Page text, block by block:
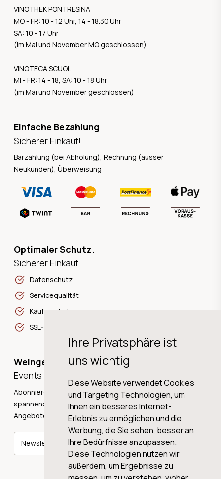
Ihre Privatsphäre ist
uns wichtig
Diese Website verwendet Cookies
und Targeting Technologien, um
Ihnen ein besseres Internet-
Erlebnis zu ermöglichen und die
Werbung, die Sie sehen, besser an
Ihre Bedürfnisse anzupassen.
Diese Technologien nutzen wir
außerdem, um Ergebnisse zu
VINOTHEK PONTRESINA
MO - FR: 10 - 12 Uhr, 14 - 18.30 Uhr
SA: 10 - 17 Uhr
(im Mai und November MO geschlossen)
VINOTECA SCUOL
MI - FR: 14 - 18, SA: 10 - 18 Uhr
(im Mai und November geschlossen)
Einfache Bezahlung
Sicherer Einkauf!
Barzahlung (bei Abholung), Rechnung (ausser
Neukunden), Überweisung
Optimaler Schutz.
Sicherer Einkauf
Datenschutz
Servicequalität
Käuferschutz
SSL-Verschlüsselung
Weingeschichten,
Events und Neuigkeiten!
Abonnieren Sie unseren Newsletter und erhalten Sie
spannende Weingeschichten, Neuigkeiten und tolle
Angebote direkt in Ihre Mailbox.
Newsletter abonnieren